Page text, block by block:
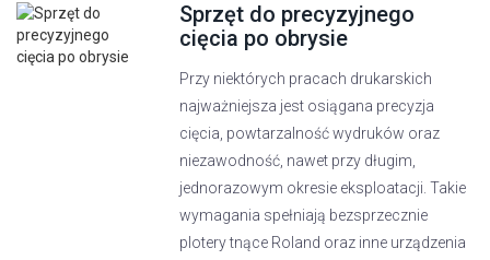
Sprzęt do precyzyjnego
cięcia po obrysie
Przy niektórych pracach drukarskich
najważniejsza jest osiągana precyzja
cięcia, powtarzalność wydruków oraz
niezawodność, nawet przy długim,
jednorazowym okresie eksploatacji. Takie
wymagania spełniają bezsprzecznie
plotery tnące Roland oraz inne urządzenia